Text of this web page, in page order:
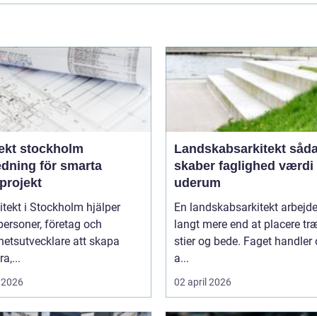
stockholm
för smarta
i Stockholm hjälper
företag och
att skapa
Landskabsarkitekt sådan
skaber faglighed værdi
uderum
En landskabsarkitekt
langt mere end at placere
stier og bede. Faget handler
a...
02 april 2026